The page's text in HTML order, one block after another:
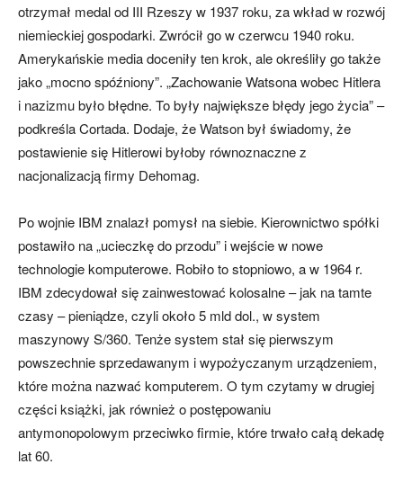
otrzymał medal od III Rzeszy w 1937 roku, za wkład w rozwój
niemieckiej gospodarki. Zwrócił go w czerwcu 1940 roku.
Amerykańskie media doceniły ten krok, ale określiły go także
jako „mocno spóźniony”. „Zachowanie Watsona wobec Hitlera
i nazizmu było błędne. To były największe błędy jego życia” –
podkreśla Cortada. Dodaje, że Watson był świadomy, że
postawienie się Hitlerowi byłoby równoznaczne z
nacjonalizacją firmy Dehomag.
Po wojnie IBM znalazł pomysł na siebie. Kierownictwo spółki
postawiło na „ucieczkę do przodu” i wejście w nowe
technologie komputerowe. Robiło to stopniowo, a w 1964 r.
IBM zdecydował się zainwestować kolosalne – jak na tamte
czasy – pieniądze, czyli około 5 mld dol., w system
maszynowy S/360. Tenże system stał się pierwszym
powszechnie sprzedawanym i wypożyczanym urządzeniem,
które można nazwać komputerem. O tym czytamy w drugiej
części książki, jak również o postępowaniu
antymonopolowym przeciwko firmie, które trwało całą dekadę
lat 60.